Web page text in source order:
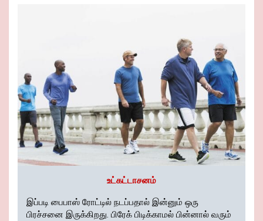
உட்கட்டாசனம்
இப்படி பைபாஸ் ரோட்டில் நடப்பதால் இன்னும் ஒரு
பிரச்சனை இருக்கிறது. பிரேக் பிடிக்காமல் பின்னால் வரும்